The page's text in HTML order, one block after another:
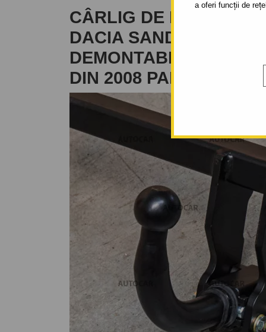
a oferi funcții de
CÂRLIG DE
DACIA SANDERO - 5
DEMONTABIL
DIN 2008 PANA 2013